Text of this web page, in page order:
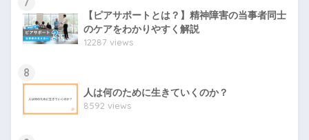
【ピアサポートとは？】精神障害の当事者同士
のケアをわかりやすく解説
12287 views
8
人は何のために生きていくのか？
8592 views